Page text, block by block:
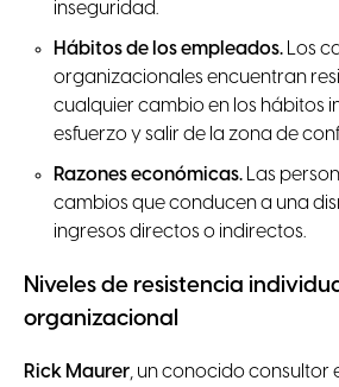
inseguridad.
Hábitos de los empleados. Los
organizacionales encuentran
cualquier cambio en los hábitos
esfuerzo y salir de la zona de
Razones económicas. Las
cambios que conducen a una
ingresos directos o indirectos.
Niveles de resistencia
organizacional
Rick Maurer, un conocido consultor